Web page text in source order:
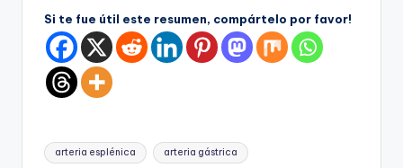
Si te fue útil este resumen, compártelo por favor!
Etiquetas:
arteria esplénica arteria gástrica